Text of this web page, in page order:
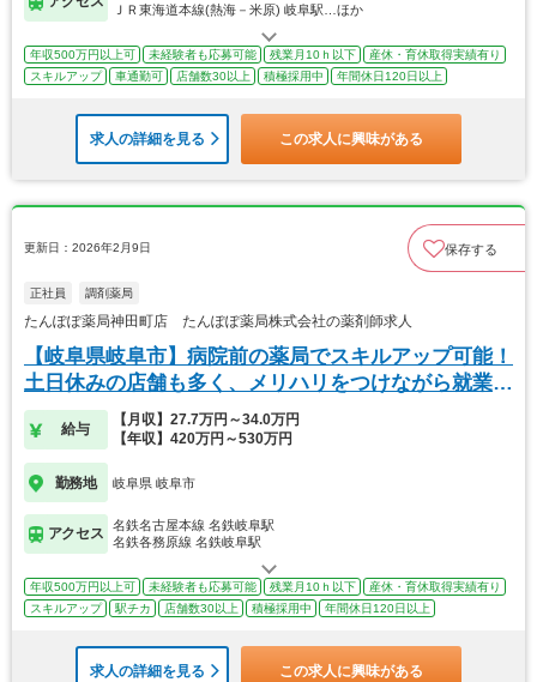
ＪＲ東海道本線(熱海－米原) 岐阜駅…ほか
年収500万円以上可 未経験者も応募可能 残業月10ｈ以下
産休・育休取得実績有り
スキルアップ
車通勤可 店舗数30以上 積極採用中 年間休日120日以上
求人の詳細を見る この求人に興味がある
更新日：2026年2月9日 保存する
正社員 調剤薬局
たんぽぽ薬局神田町店 たんぽぽ薬局株式会社の薬剤師求人
【岐阜県岐阜市】病院前の薬局でスキルアップ可能！
土日休みの店舗も多く、メリハリをつけながら就業可
能！
給与
【月収】27.7万円～34.0万円
【年収】420万円～530万円
勤務地 岐阜県 岐阜市
アクセス
名鉄名古屋本線 名鉄岐阜駅
名鉄各務原線 名鉄岐阜駅
年収500万円以上可 未経験者も応募可能 残業月10ｈ以下
産休・育休取得実績有り
スキルアップ
駅チカ 店舗数30以上 積極採用中 年間休日120日以上
求人の詳細を見る この求人に興味がある